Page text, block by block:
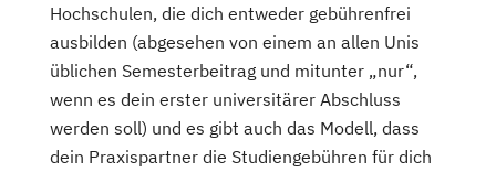
Hochschulen, die dich entweder gebührenfrei
ausbilden (abgesehen von einem an allen Unis
üblichen Semesterbeitrag und mitunter „nur“,
wenn es dein erster universitärer Abschluss
werden soll) und es gibt auch das Modell, dass
dein Praxispartner die Studiengebühren für dich